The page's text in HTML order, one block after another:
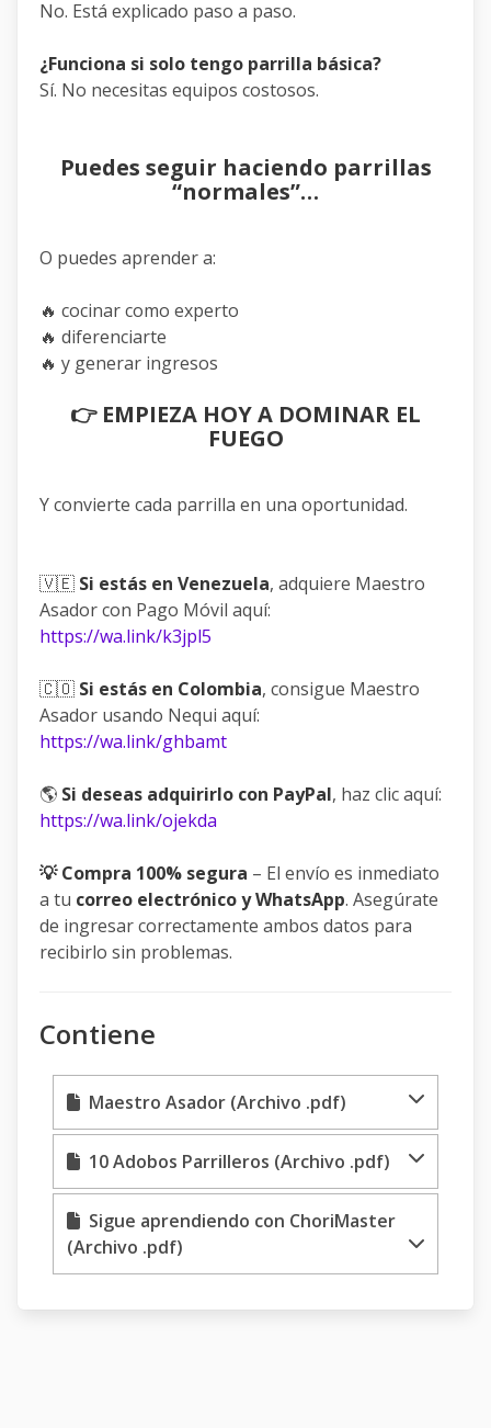
No. Está explicado paso a paso.
¿Funciona si solo tengo parrilla básica?
Sí. No necesitas equipos costosos.
Puedes seguir haciendo parrillas
“normales”…
O puedes aprender a:
🔥 cocinar como experto
🔥 diferenciarte
🔥 y generar ingresos
👉 EMPIEZA HOY A DOMINAR EL
FUEGO
Y convierte cada parrilla en una oportunidad.
🇻🇪 Si estás en Venezuela, adquiere Maestro
Asador con Pago Móvil aquí:
https://wa.link/k3jpl5
🇨🇴 Si estás en Colombia, consigue Maestro
Asador usando Nequi aquí:
https://wa.link/ghbamt
🌎 Si deseas adquirirlo con PayPal, haz clic aquí:
https://wa.link/ojekda
💡 Compra 100% segura – El envío es inmediato
a tu correo electrónico y WhatsApp. Asegúrate
de ingresar correctamente ambos datos para
recibirlo sin problemas.
Contiene
Maestro Asador (Archivo .pdf)
10 Adobos Parrilleros (Archivo .pdf)
Sigue aprendiendo con ChoriMaster
(Archivo .pdf)